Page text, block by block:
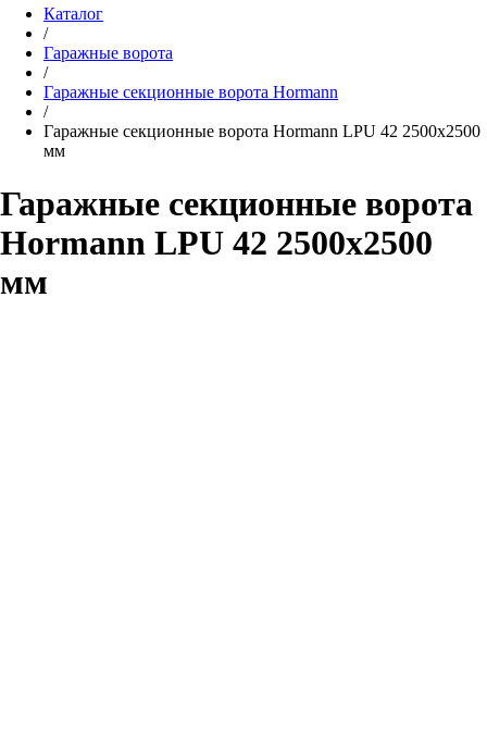
Каталог
/
Гаражные ворота
/
Гаражные секционные ворота Hormann
/
Гаражные секционные ворота Hormann LPU 42 2500х2500
мм
Гаражные секционные ворота
Hormann LPU 42 2500х2500
мм